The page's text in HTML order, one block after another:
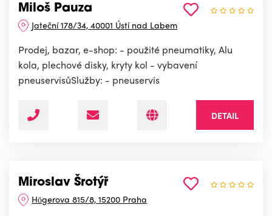
Miloš Pauza
Jateční 178/34, 40001 Ústí nad Labem
Prodej, bazar, e-shop: - použité pneumatiky, Alu
kola, plechové disky, kryty kol - vybavení
pneuservisůSlužby: - pneuservis
DETAIL
Miroslav Šrotýř
Högerova 815/8, 15200 Praha